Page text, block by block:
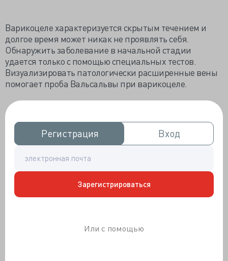
Регистрация
Регистрация Вход
Вход
Зарегистрироваться
Или с помощью
Варикоцеле характеризуется скрытым течением и
долгое время может никак не проявлять себя.
Обнаружить заболевание в начальной стадии
удается только с помощью специальных тестов.
Визуализировать патологически расширенные вены
помогает проба Вальсальвы при варикоцеле.
Сегодня пробу Вальсальвы при варикоцеле
применяют для оценки увеличения венозной сети
семенного канатика при задержке дыхания и
Еще в ХХ веке активно практиковали метод,